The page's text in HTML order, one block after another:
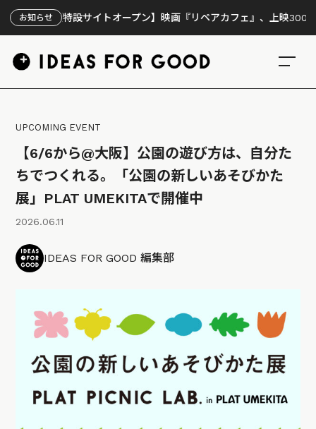
お知らせ
【特設サイトオープン】映画『リペアカフェ』、上映300回の先で
UPCOMING EVENT
【6/6から@大阪】公園の遊び方は、自分た
ちでつくれる。「公園の新しいあそびかた
展」PLAT UMEKITAで開催中
2026.06.11
IDEAS FOR GOOD 編集部